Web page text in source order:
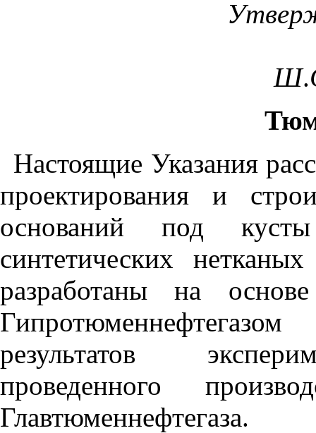
Ш.
Настоящие Указания
проектирования и
оснований под
синтетических нетканых
разработаны на
Гипротюменнефтегазом
результатов
проведенного прои
Главтюменнефтегаза.